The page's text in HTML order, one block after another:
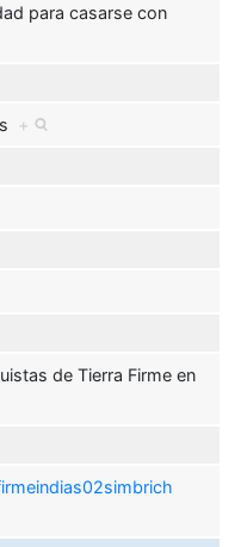
para casarse con
+
de Tierra Firme en